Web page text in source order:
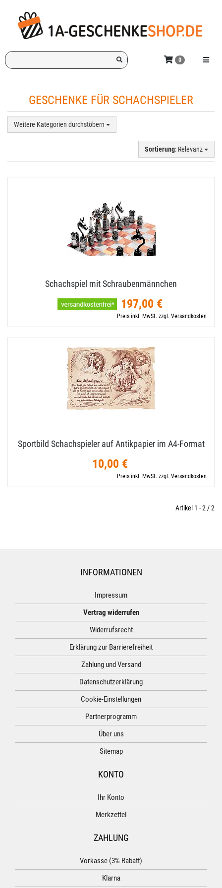
Hauptinhalt
springen
Ich
suche
Menü
0
GESCHENKE FÜR SCHACHSPIELER
Weitere Kategorien durchstöbern
Sortierung: Relevanz
Schachspiel mit Schraubenmännchen
197,00 €
Preis inkl. MwSt. zzgl. Versandkosten
Sportbild Schachspieler auf Antikpapier im A4-​Format
10,00 €
Preis inkl. MwSt. zzgl. Versandkosten
Artikel 1 - 2 / 2
INFORMATIONEN
Impressum
Vertrag widerrufen
Widerrufsrecht
Erklärung zur Barrierefreiheit
Zahlung und Versand
Datenschutzerklärung
Cookie-Einstellungen
Partnerprogramm
Über uns
Sitemap
KONTO
Ihr Konto
Merkzettel
ZAHLUNG
Vorkasse (3% Rabatt)
Klarna